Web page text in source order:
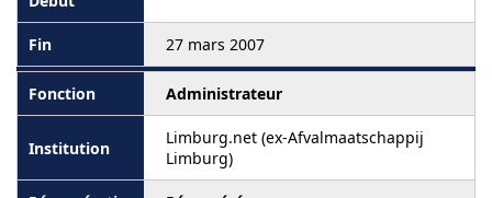
27 mars 2007
Administrateur
Limburg.net (ex-Afvalmaatschappij
Limburg)